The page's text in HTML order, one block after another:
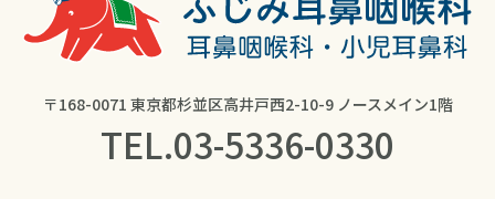
〒168-0071 東京都杉並区高井戸西2-10-9 ノースメイン1階
TEL.03-5336-0330